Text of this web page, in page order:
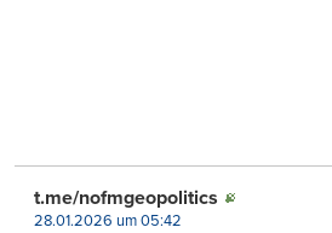
t.me/nofmgeopolitics
28.01.2026 um 05:42